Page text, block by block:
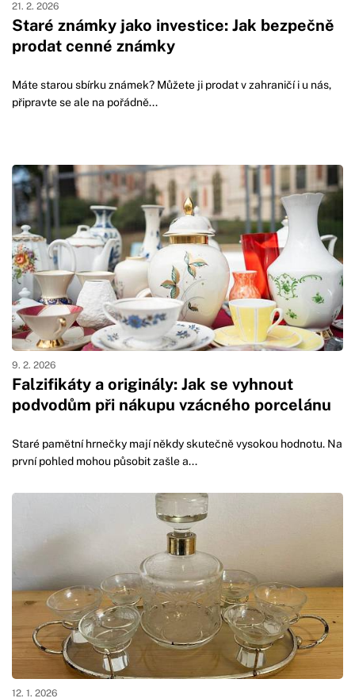
Staré známky jako investice: Jak bezpečně
prodat cenné známky
21. 2. 2026
Máte starou sbírku známek? Můžete ji prodat v zahraničí i u nás,
připravte se ale na pořádně...
Falzifikáty a originály: Jak se vyhnout
podvodům při nákupu vzácného porcelánu
9. 2. 2026
Staré pamětní hrnečky mají někdy skutečně vysokou hodnotu. Na
první pohled mohou působit zašle a...
12. 1. 2026